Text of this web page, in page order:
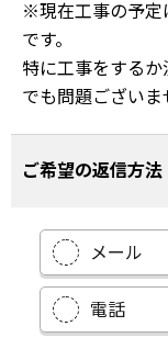
※現在工事の予定
です。
特に工事をする
でも問題ございま
ご希望の返信方法
メール
電話